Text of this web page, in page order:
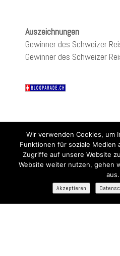
Auszeichnungen
Gewinner des Schweizer
Gewinner des Schweizer
Wir verwenden Cookies, um
Funktionen für soziale Medien
Zugriffe auf unsere Website
Website weiter nutzen, gehen
aus.
Akzeptieren